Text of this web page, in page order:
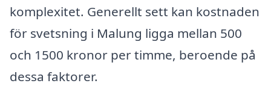
komplexitet. Generellt sett kan kostnaden
för svetsning i Malung ligga mellan 500
och 1500 kronor per timme, beroende på
dessa faktorer.